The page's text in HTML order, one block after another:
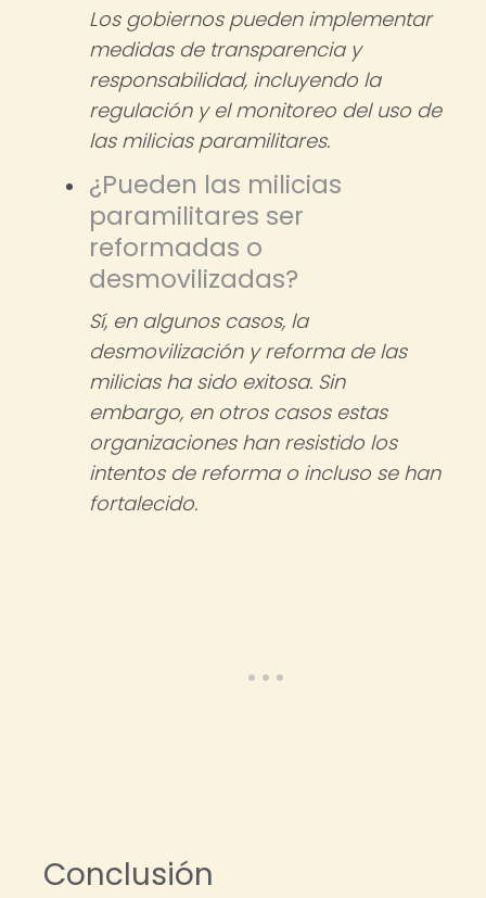
Los gobiernos pueden implementar
medidas de transparencia y
responsabilidad, incluyendo la
regulación y el monitoreo del uso de
las milicias paramilitares.
¿Pueden las milicias
paramilitares ser
reformadas o
desmovilizadas?
Sí, en algunos casos, la
desmovilización y reforma de las
milicias ha sido exitosa. Sin
embargo, en otros casos estas
organizaciones han resistido los
intentos de reforma o incluso se han
fortalecido.
Conclusión